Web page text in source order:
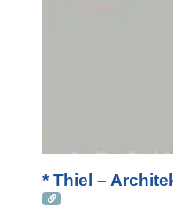
* Thiel –